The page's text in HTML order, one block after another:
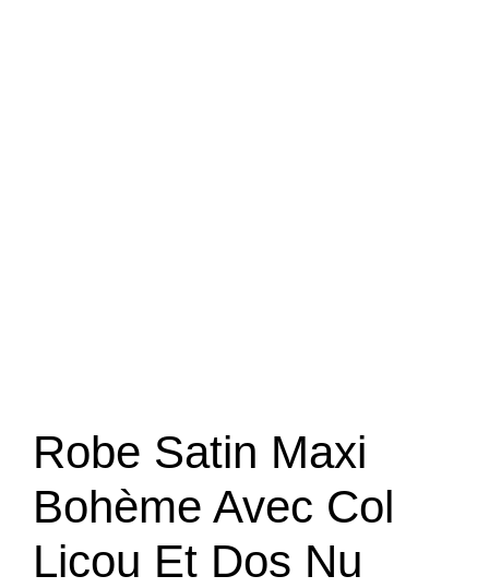
Robe Satin Maxi
Bohème Avec Col
Licou Et Dos Nu